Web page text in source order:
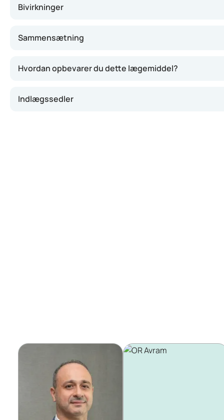
Bivirkninger
Sammensætning
Hvordan opbevarer du dette lægemiddel?
Indlægssedler